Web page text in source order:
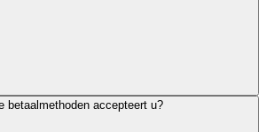
betaalmethoden accepteert u?